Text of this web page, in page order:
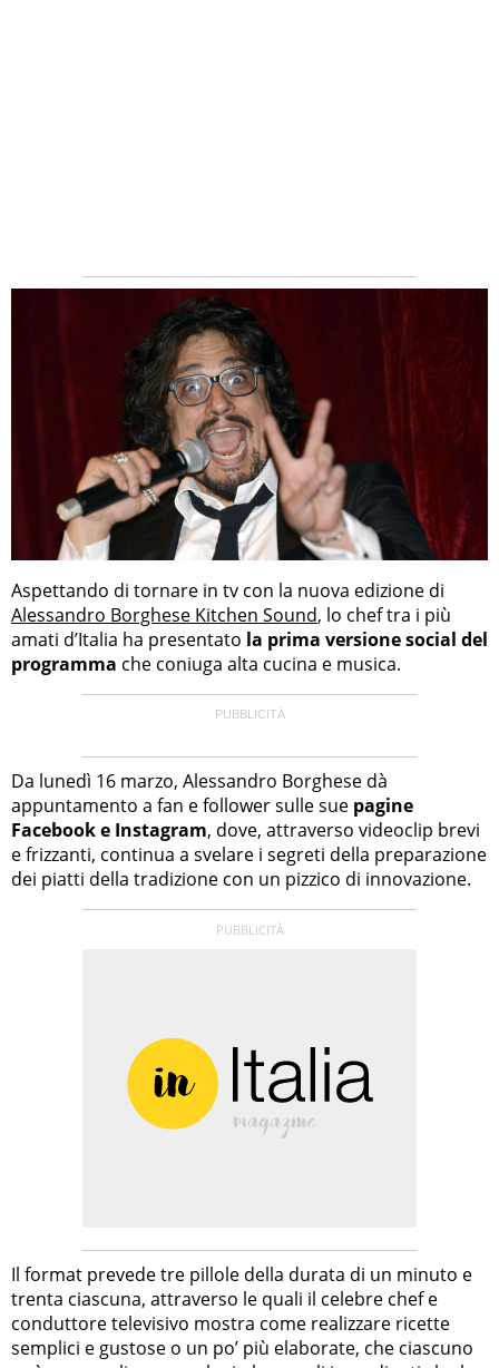
Aspettando di tornare in tv con la nuova edizione di
Alessandro Borghese Kitchen Sound, lo chef tra i più
amati d’Italia ha presentato la prima versione social del
programma che coniuga alta cucina e musica.
Da lunedì 16 marzo, Alessandro Borghese dà
appuntamento a fan e follower sulle sue pagine
Facebook e Instagram, dove, attraverso videoclip brevi
e frizzanti, continua a svelare i segreti della preparazione
dei piatti della tradizione con un pizzico di innovazione.
Il format prevede tre pillole della durata di un minuto e
trenta ciascuna, attraverso le quali il celebre chef e
conduttore televisivo mostra come realizzare ricette
semplici e gustose o un po’ più elaborate, che ciascuno